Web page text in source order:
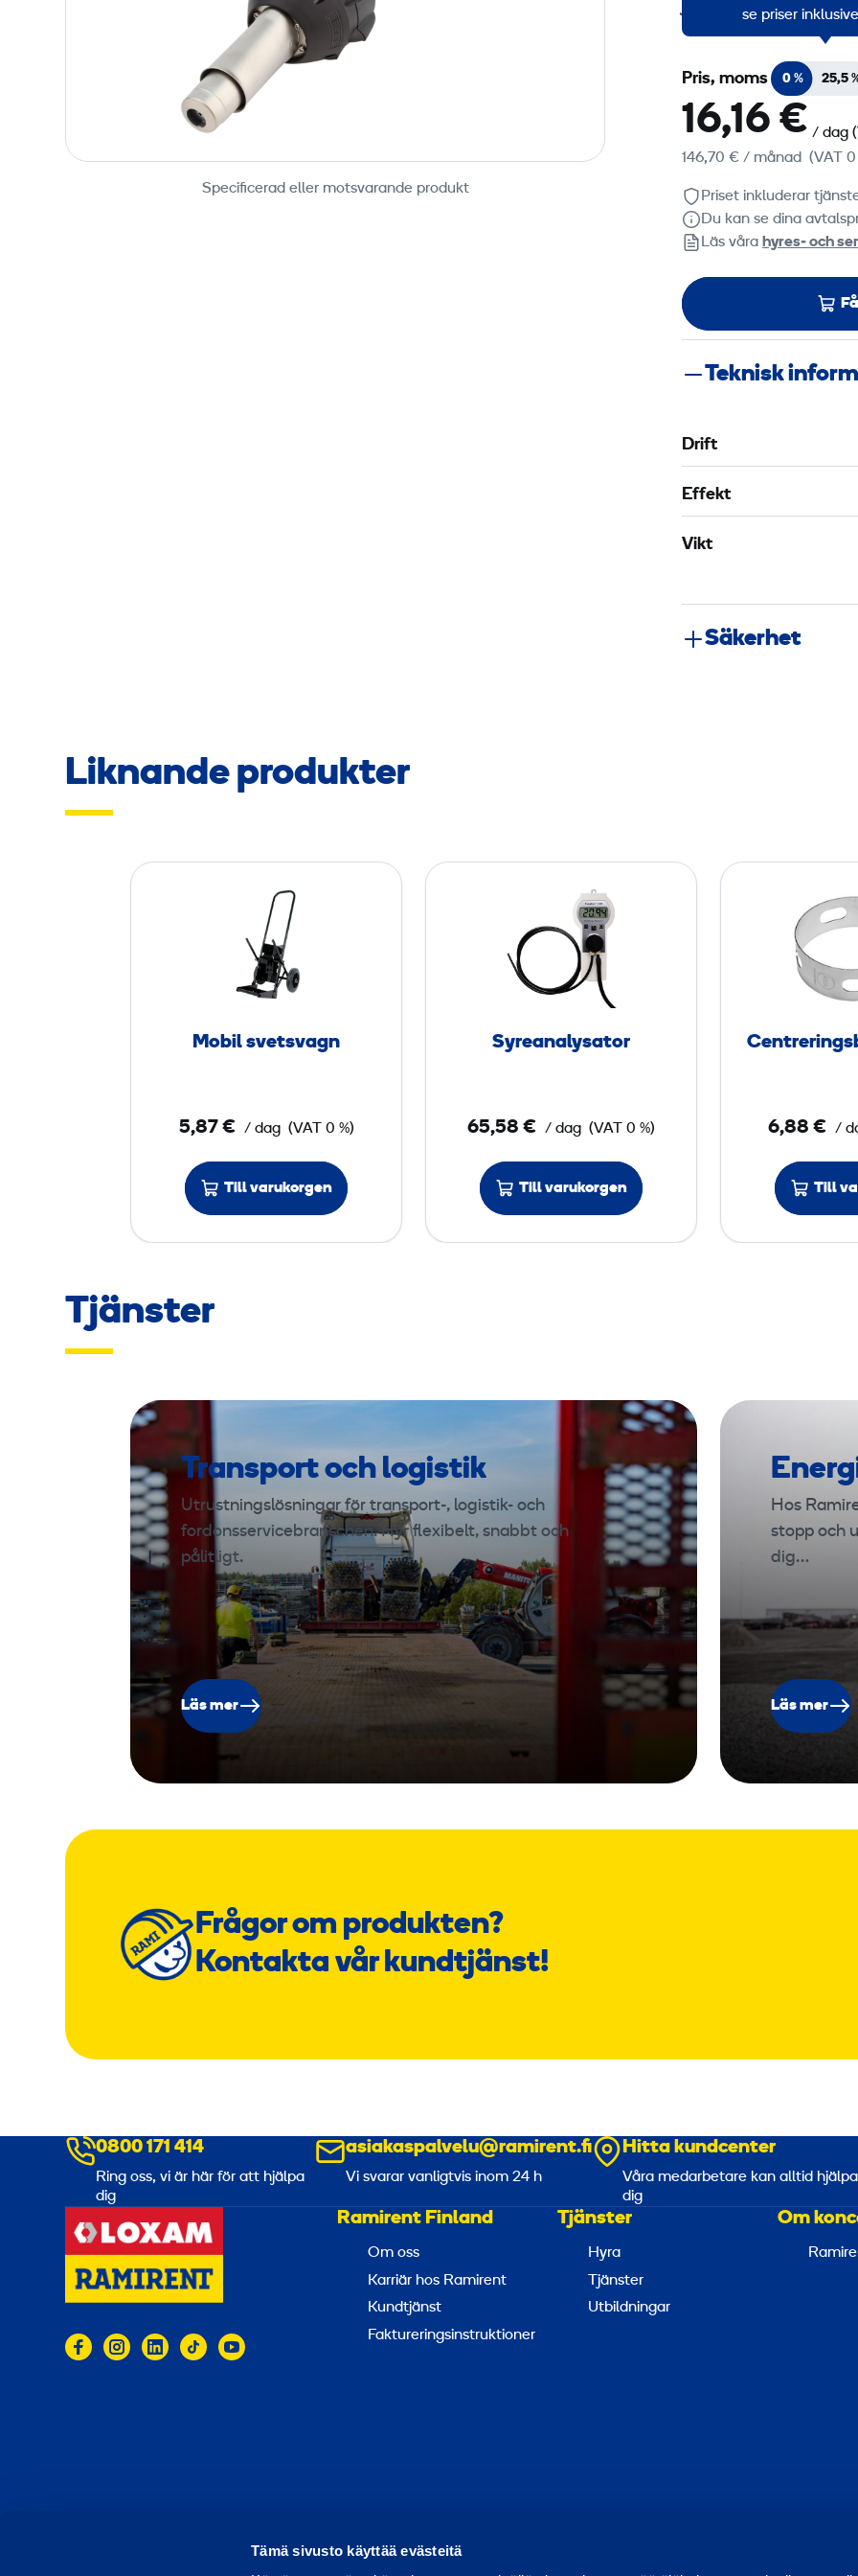
Tämä sivusto käyttää evästeitä
Specificerad eller motsvarande produkt
justerbarse priser
Pris, moms 0 % 25,5
16,16 € / dag
146,70 € / månad (VAT 0
Priset inkluderar
Du kan se dina
Läs våra hyres‑ och
Teknisk
Drift
Effekt
Vikt
Säkerhet
Liknande produkter
o
b
i
l
s
v
a
g
n
Mobil svetsvagn
5,87 € / dag (VAT 0 %)
Till varukorgen
r
a
a
a
t
o
r
Syreanalysator
65,58 € / dag (VAT 0 %)
Till varukorgen
r
6,88 € /
Till
Tjänster
Transport och logistik
Utrustningslösningar för transport-, logistik- och
fordonsservicebranschen. Hyr flexibelt, snabbt och
pålitligt.
Läs mer
Hos
stopp och
dig…
Läs mer
Frågor om produkten?
Kontakta vår kundtjänst!
0800 171 414
Ring oss, vi är här för att hjälpa
dig
asiakaspalvelu@ramirent.fi
Vi svarar vanligtvis inom 24 h
Hitta kundcenter
Våra medarbetare kan alltid hjälpa
dig
Ramirent Finland
Om oss
Karriär hos Ramirent
Kundtjänst
Faktureringsinstruktioner
Tjänster
Hyra
Tjänster
Utbildningar
Om
Användarvillkor Integritets Rapportera missbruk